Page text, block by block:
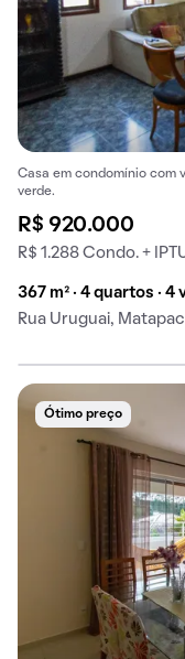
Casa em condomínio com
verde.
R$ 920.000
R$ 1.288 Condo. +
367 m² · 4 quartos · 4
Rua Uruguai,
Ótimo preço